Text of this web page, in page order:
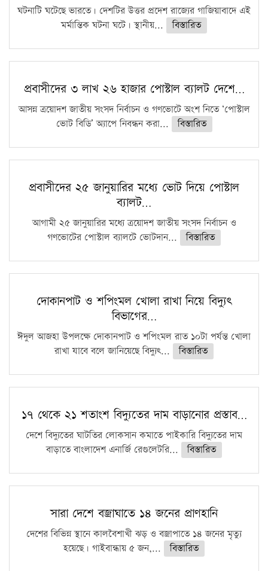
ঘটনাটি ঘটেছে ভারতে। দেশটির উত্তর প্রদেশ রাজ্যের গাজিয়াবাদে এই
মর্মান্তিক ঘটনা ঘটে। স্থানীয়...
বিস্তারিত
প্রবাসীদের ৩ লাখ ২৬ হাজার পোস্টাল ব্যালট দেশে…
আসন্ন ত্রয়োদশ জাতীয় সংসদ নির্বাচন ও গণভোটে অংশ নিতে ‘পোস্টাল
ভোট বিডি’ অ্যাপে নিবন্ধন করা...
বিস্তারিত
প্রবাসীদের ২৫ জানুয়ারির মধ্যে ভোট দিয়ে পোস্টাল
ব্যালট…
আগামী ২৫ জানুয়ারির মধ্যে ত্রয়োদশ জাতীয় সংসদ নির্বাচন ও
গণভোটের পোস্টাল ব্যালটে ভোটদান...
বিস্তারিত
দোকানপাট ও শপিংমল খোলা রাখা নিয়ে বিদ্যুৎ
বিভাগের…
ঈদুল আজহা উপলক্ষে দোকানপাট ও শপিংমল রাত ১০টা পর্যন্ত খোলা
রাখা যাবে বলে জানিয়েছে বিদ্যুৎ...
বিস্তারিত
১৭ থেকে ২১ শতাংশ বিদ্যুতের দাম বাড়ানোর প্রস্তাব…
দেশে বিদ্যুতের ঘাটতির লোকসান কমাতে পাইকারি বিদ্যুতের দাম
বাড়াতে বাংলাদেশ এনার্জি রেগুলেটরি...
বিস্তারিত
সারা দেশে বজ্রাঘাতে ১৪ জনের প্রাণহানি
দেশের বিভিন্ন স্থানে কালবৈশাখী ঝড় ও বজ্রাপাতে ১৪ জনের মৃত্যু
হয়েছে। গাইবান্ধায় ৫ জন,...
বিস্তারিত